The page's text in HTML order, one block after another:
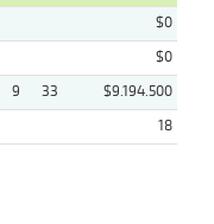
$0
$0
9 33
$9.194.500
18